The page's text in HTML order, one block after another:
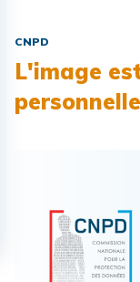
CNPD
L'image
personnelle